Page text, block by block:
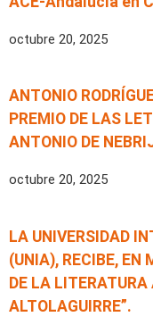
octubre 20, 2025
ANTONIO
PREMIO DE LAS
ANTONIO DE
octubre 20, 2025
LA UNIVERSIDAD
(UNIA), RECIBE, EN
DE LA
ALTOLAGUIRRE”.